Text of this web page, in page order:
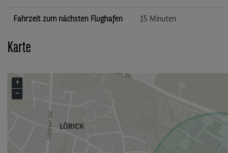
Fahrzeit zum nächsten Flughafen 15 Minuten
Karte
+
−